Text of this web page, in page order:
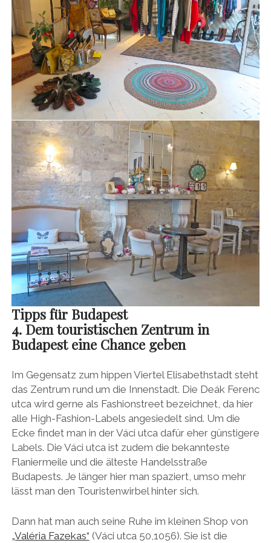
Tipps für Budapest
4. Dem touristischen Zentrum in
Budapest eine Chance geben
Im Gegensatz zum hippen Viertel Elisabethstadt steht
das Zentrum rund um die Innenstadt. Die Deák Ferenc
utca wird gerne als Fashionstreet bezeichnet, da hier
alle High-Fashion-Labels angesiedelt sind. Um die
Ecke findet man in der Váci utca dafür eher günstigere
Labels. Die Váci utca ist zudem die bekannteste
Flaniermeile und die älteste Handelsstraße
Budapests. Je länger hier man spaziert, umso mehr
lässt man den Touristenwirbel hinter sich.
Dann hat man auch seine Ruhe im kleinen Shop von
„Valéria Fazekas“ (Váci utca 50,1056). Sie ist die